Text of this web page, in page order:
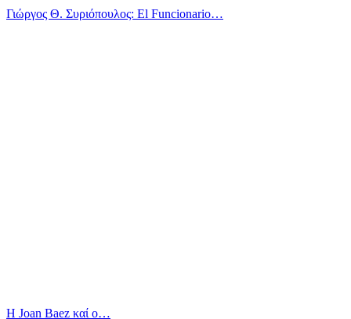
Γιώργος Θ. Συριόπουλος: El Funcionario…
Η Joan Baez καί ο…